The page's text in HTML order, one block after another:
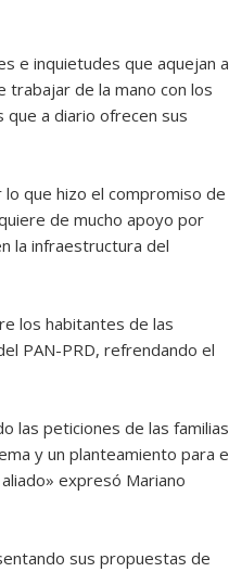
e inquietudes que aquejan a
de la mano con los
que a diario ofrecen sus
que hizo el compromiso de
de mucho apoyo por
la infraestructura del
los habitantes de las
PAN-PRD, refrendando el
las peticiones de las
y un planteamiento para
expresó Mariano
sus propuestas de